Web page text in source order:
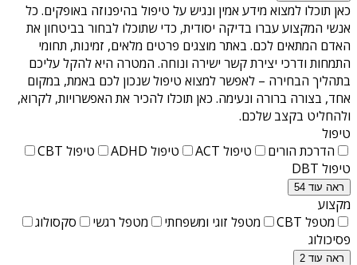
כאן תוכלו למצוא מידע אמין ונגיש על טיפול בהיפנוזה באופקים. כל
אנשי המקצוע עברו בדיקה יסודית, כדי שתוכלו לבחור בביטחון את
האדם המתאים לכם. באתר מוצגים פרטים מלאים, זמינות, תחומי
התמחות ודרכי יצירת קשר ישירה ונוחה. המטרה היא להקל עליכם
בתהליך הבחירה – לאפשר למצוא טיפול שנכון לכם באמת, במקום
אחד, בצורה ברורה ונעימה. כאן תוכלו להכיר את האפשרויות, לקרוא,
ולהחליט בקצב שלכם.
טיפול
הדרכת הורים
טיפול ACT טיפול ADHD
טיפול CBT
טיפול DBT
ראה עוד 54
מקצוע
מטפל CBT
מטפל זוגי ומשפחתי מטפל רגשי
סקסולוג
פסיכולוג
ראה עוד 2